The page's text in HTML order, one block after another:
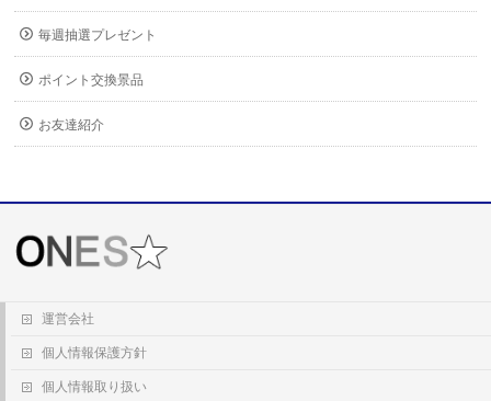
毎週抽選プレゼント
ポイント交換景品
お友達紹介
運営会社
個人情報保護方針
個人情報取り扱い